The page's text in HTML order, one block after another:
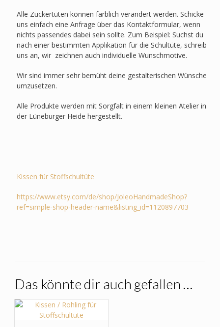
Alle Zuckertüten können farblich verändert werden. Schicke
uns einfach eine Anfrage über das Kontaktformular, wenn
nichts passendes dabei sein sollte. Zum Beispiel: Suchst du
nach einer bestimmten Applikation für die Schultüte, schreib
uns an, wir zeichnen auch individuelle Wunschmotive.
Wir sind immer sehr bemüht deine gestalterischen Wünsche
umzusetzen.
Alle Produkte werden mit Sorgfalt in einem kleinen Atelier in
der Lüneburger Heide hergestellt.
Kissen für Stoffschultüte
https://www.etsy.com/de/shop/JoleoHandmadeShop?
ref=simple-shop-header-name&listing_id=1120897703
Das könnte dir auch gefallen …